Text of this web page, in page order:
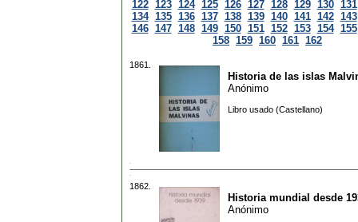
122 123 124 125 126 127 128 129 130 131
134 135 136 137 138 139 140 141 142 143
146 147 148 149 150 151 152 153 154 155
158 159 160 161 162
1861.
Historia de las islas
Anónimo
Libro usado (Castellano)
1862.
Historia mundial desde
Anónimo